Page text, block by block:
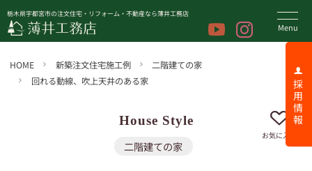
栃木県宇都宮市の注文住宅・リフォーム・不動産なら薄井工務店
採 用 情 報
HOME 新築注文住宅施工例
二階建ての家
回れる動線、吹上天井のある家
お気に入り
二階建ての家